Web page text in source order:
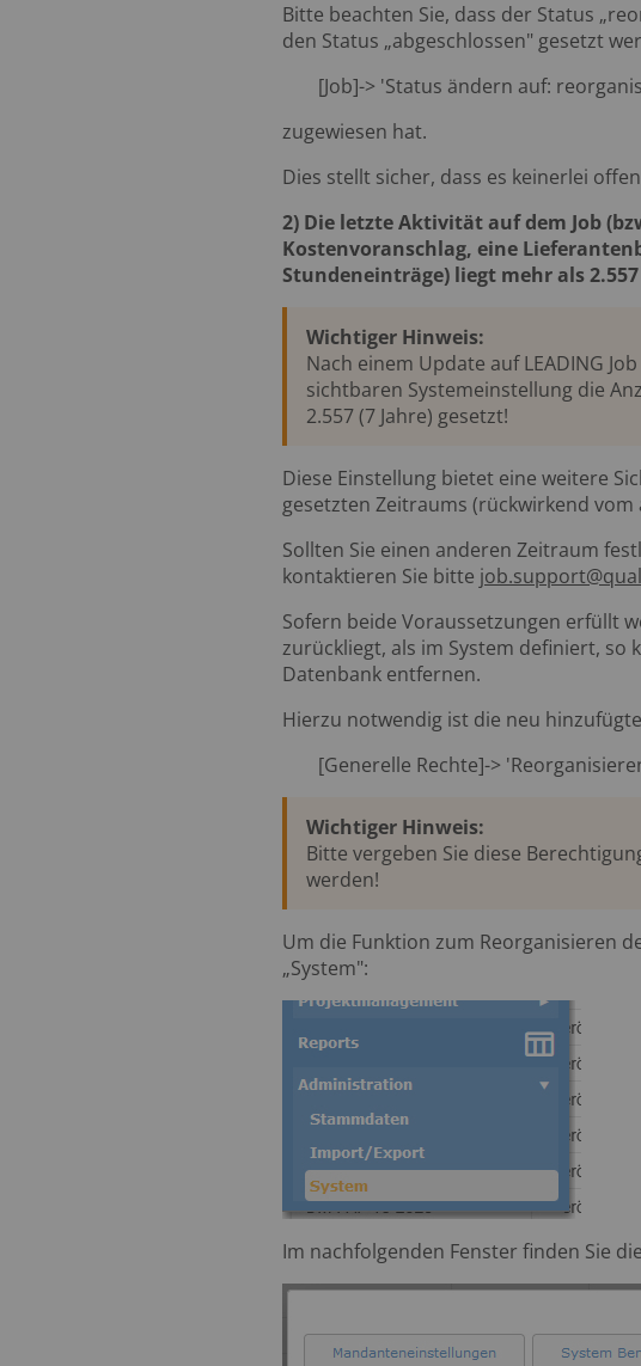
Bitte beachten Sie, dass der Status
den Status „abgeschlossen" gesetzt
[Job]-> 'Status ändern auf:
zugewiesen hat.
Dies stellt sicher, dass es keinerlei
2) Die letzte Aktivität auf dem Job
Kostenvoranschlag, eine
Stundeneinträge) liegt mehr als
Wichtiger Hinweis:
Nach einem Update auf LEADING
sichtbaren Systemeinstellung die
2.557 (7 Jahre) gesetzt!
Diese Einstellung bietet eine weitere
gesetzten Zeitraums (rückwirkend
Sollten Sie einen anderen Zeitraum
kontaktieren Sie bitte
Sofern beide Voraussetzungen erfüllt
zurückliegt, als im System definiert, so
Datenbank entfernen.
Hierzu notwendig ist die neu
[Generelle Rechte]->
Wichtiger Hinweis:
Bitte vergeben Sie diese
werden!
Um die Funktion zum Reorganisieren
„System":
Im nachfolgenden Fenster finden Sie